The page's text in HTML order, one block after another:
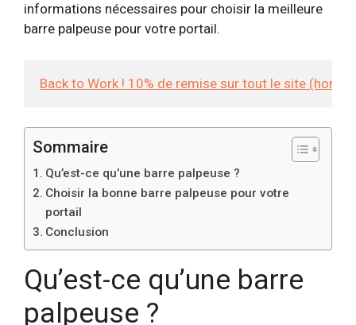
informations nécessaires pour choisir la meilleure
barre palpeuse pour votre portail.
Back to Work ! 10% de remise sur tout le site (hors
Sommaire
Qu’est-ce qu’une barre palpeuse ?
Choisir la bonne barre palpeuse pour votre
portail
Conclusion
Qu’est-ce qu’une barre
palpeuse ?